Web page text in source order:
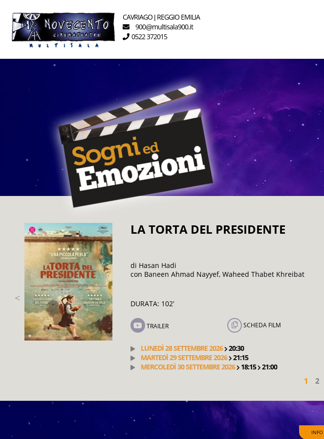
CAVRIAGO |REGGIO EMILIA
900@multisala900.it
0522 372015
LA TORTA DEL PRESIDENTE
di Hasan Hadi
con Baneen Ahmad Nayyef, Waheed Thabet Khreibat
DURATA: 102'
TRAILER SCHEDA FILM
LUNEDÌ 28 SETTEMBRE 2026
20:30
MARTEDÌ 29 SETTEMBRE 2026
21:15
MERCOLEDÌ 30 SETTEMBRE 2026
18:15 21:00
1 2
INFO